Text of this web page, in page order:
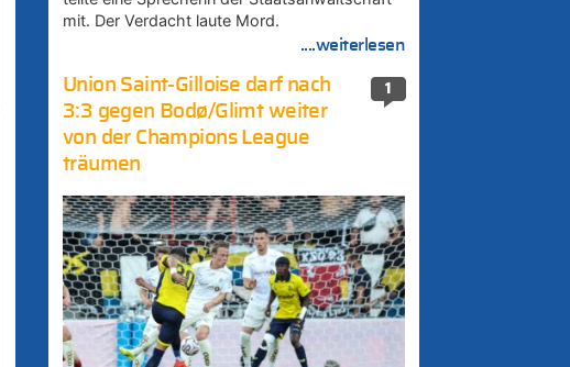
mit. Der Verdacht laute Mord.
....weiterlesen
1
Union Saint-Gilloise darf nach
3:3 gegen Bodø/Glimt weiter
von der Champions League
träumen